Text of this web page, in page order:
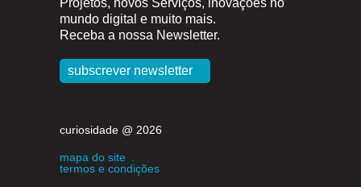
mundo digital e muito mais.
Receba a nossa Newsletter.
subscrever newsletter
curiosidade @ 2026
mapa do site
termos e condições